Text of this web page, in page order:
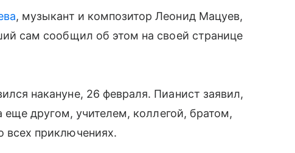
, музыкант и композитор Леонид Мацуев,
сам сообщил об этом на своей странице
накануне, 26 февраля. Пианист заявил,
еще другом, учителем, коллегой, братом,
всех приключениях.